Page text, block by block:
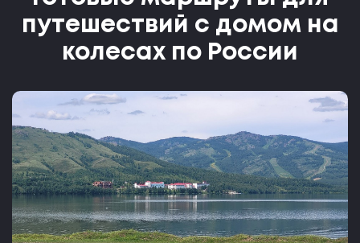
путешествий с домом на
колесах по России